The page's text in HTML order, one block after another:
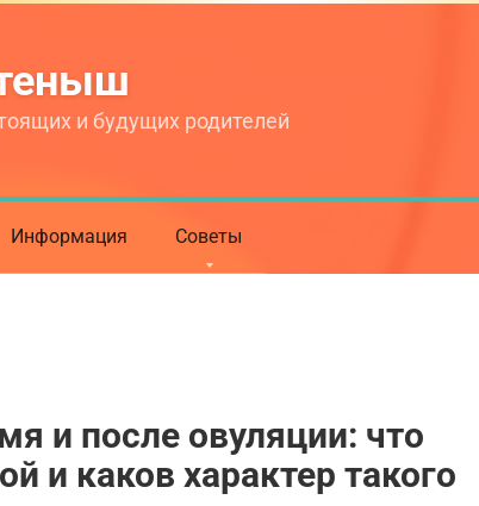
и будущих родителей
Информация Советы
и после овуляции: что
и каков характер такого